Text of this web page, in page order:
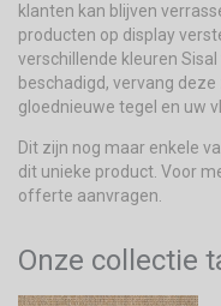
klanten kan blijven
producten op display
verschillende kleuren
beschadigd, vervang
gloednieuwe tegel en uw
Dit zijn nog maar enkele
dit unieke product. Voor
offerte aanvragen.
Onze collectie